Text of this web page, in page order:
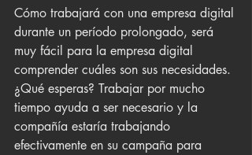
Cómo trabajará con una empresa digital
durante un período prolongado, será
muy fácil para la empresa digital
comprender cuáles son sus necesidades.
¿Qué esperas? Trabajar por mucho
tiempo ayuda a ser necesario y la
compañía estaría trabajando
efectivamente en su campaña para